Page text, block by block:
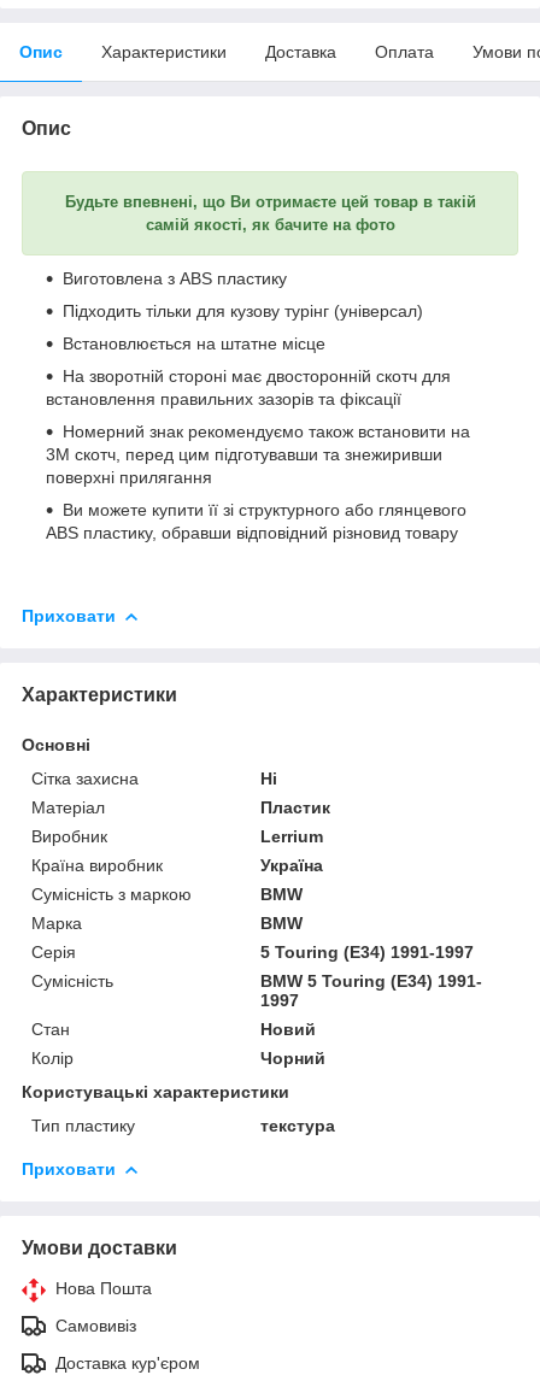
Опис Характеристики Доставка Оплата Умови
Опис
Будьте впевнені, що Ви отримаєте цей товар в такій
самій якості, як бачите на фото
Виготовлена з ABS пластику
Підходить тільки для кузову турінг (універсал)
Встановлюється на штатне місце
На зворотній стороні має двосторонній скотч для
встановлення правильних зазорів та фіксації
Номерний знак рекомендуємо також встановити на
3М скотч, перед цим підготувавши та знежиривши
поверхні прилягання
Ви можете купити її зі структурного або глянцевого
ABS пластику, обравши відповідний різновид товару
Приховати
Характеристики
Основні
Сітка захисна
Ні
Матеріал
Пластик
Виробник
Lerrium
Країна виробник
Україна
Сумісність з маркою
BMW
Марка
BMW
Серія
5 Touring (E34) 1991-1997
Сумісність
BMW 5 Touring (E34) 1991-
1997
Стан
Новий
Колір
Чорний
Користувацькі характеристики
Тип пластику
текстура
Приховати
Умови доставки
Нова Пошта
Самовивіз
Доставка кур'єром